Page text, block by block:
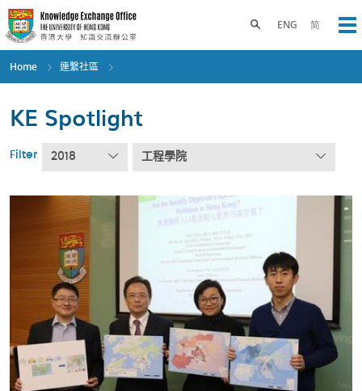
Skip
to
main
content
ENG 简
Toggle search panel
Home 連繫社區
KE Spotlight
Filter 2018 工程學院